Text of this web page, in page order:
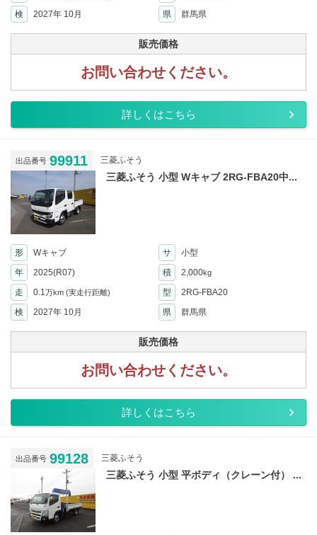
検
2027年 10月 県 群馬県
販売価格
お問い合わせください。
詳しくはこちら
出品番号 99911 三菱ふそう
三菱ふそう 小型 Wキャブ 2RG-FBA20中...
形 Wキャブ サ
小型
年
2025(R07) 積 2,000kg
走 0.1 万km (実走行距離) 型
2RG-FBA20
検
2027年 10月 県 群馬県
販売価格
お問い合わせください。
詳しくはこちら
出品番号 99128 三菱ふそう
三菱ふそう 小型 平ボディ（クレーン付） ...